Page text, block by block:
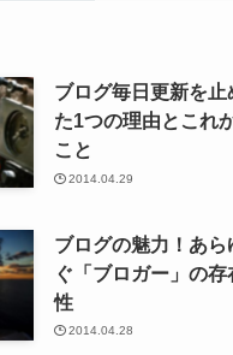
ブログ毎日更新を止
た1つの理由とこれ
こと
2014.04.29
ブログの魅力！あ
ぐ「ブロガー」の
性
2014.04.28